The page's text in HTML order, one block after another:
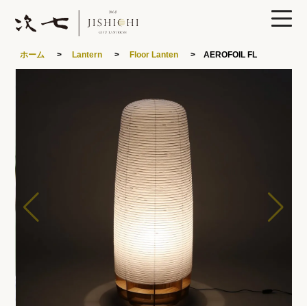
0
あかりや次七について
特集
読みもの
ホーム > Lantern > Floor Lanten > AEROFOIL FL